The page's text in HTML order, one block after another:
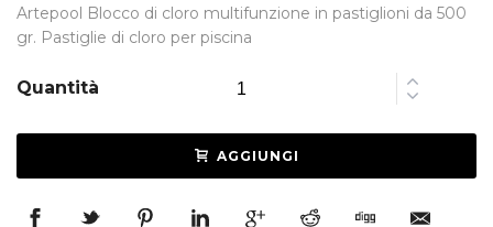
Artepool Blocco di cloro multifunzione in pastiglioni da 500
gr. Pastiglie di cloro per piscina
Quantità
AGGIUNGI